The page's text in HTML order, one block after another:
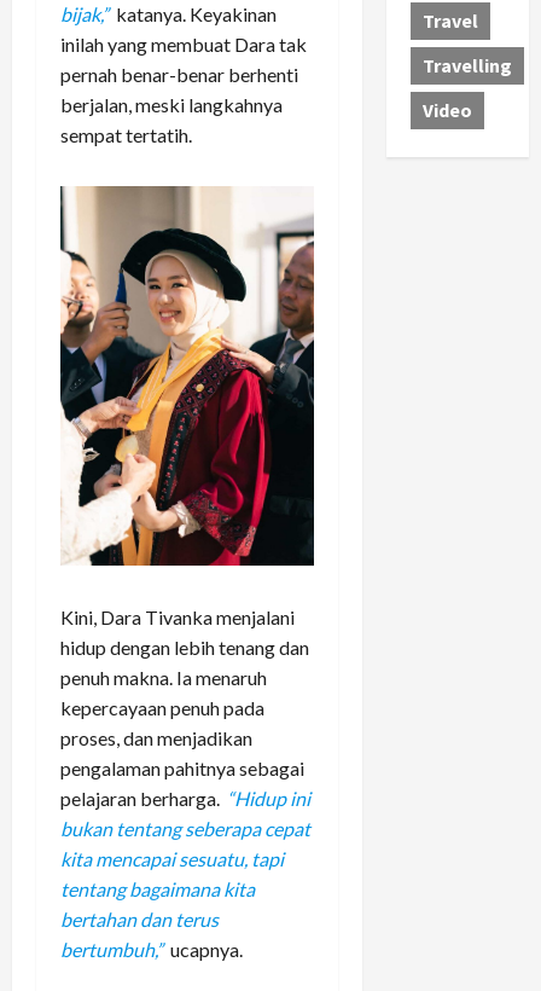
bijak,” katanya. Keyakinan
inilah yang membuat Dara tak
pernah benar-benar berhenti
berjalan, meski langkahnya
sempat tertatih.
Kini, Dara Tivanka menjalani
hidup dengan lebih tenang dan
penuh makna. Ia menaruh
kepercayaan penuh pada
proses, dan menjadikan
pengalaman pahitnya sebagai
pelajaran berharga. “Hidup ini
bukan tentang seberapa cepat
kita mencapai sesuatu, tapi
tentang bagaimana kita
bertahan dan terus
bertumbuh,” ucapnya.
Travel
Travelling
Video